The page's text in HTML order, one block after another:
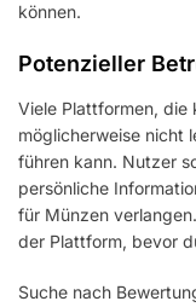
können.
Potenzieller
Viele Plattformen, die
möglicherweise nicht
führen kann. Nutzer
persönliche
für Münzen
der Plattform, bevor
Suche nach